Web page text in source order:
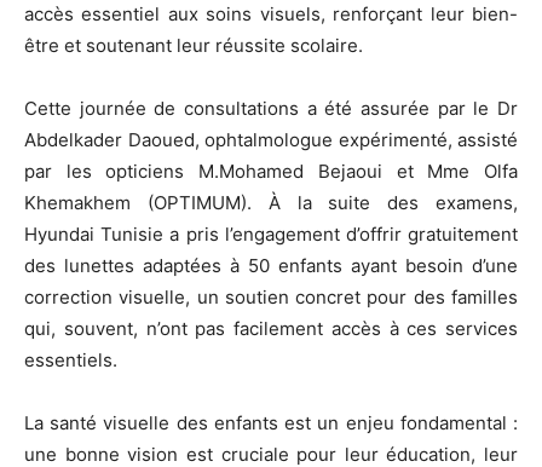
accès essentiel aux soins visuels, renforçant leur bien-
être et soutenant leur réussite scolaire.
Cette journée de consultations a été assurée par le Dr
Abdelkader Daoued, ophtalmologue expérimenté, assisté
par les opticiens M.Mohamed Bejaoui et Mme Olfa
Khemakhem (OPTIMUM). À la suite des examens,
Hyundai Tunisie a pris l’engagement d’offrir gratuitement
des lunettes adaptées à 50 enfants ayant besoin d’une
correction visuelle, un soutien concret pour des familles
qui, souvent, n’ont pas facilement accès à ces services
essentiels.
La santé visuelle des enfants est un enjeu fondamental :
une bonne vision est cruciale pour leur éducation, leur